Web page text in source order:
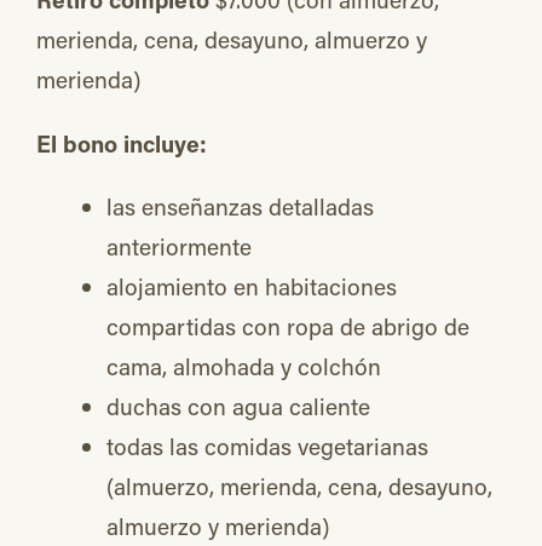
merienda, cena, desayuno, almuerzo y
merienda)
El bono incluye:
las enseñanzas detalladas
anteriormente
alojamiento en habitaciones
compartidas con ropa de abrigo de
cama, almohada y colchón
duchas con agua caliente
todas las comidas vegetarianas
(almuerzo, merienda, cena, desayuno,
almuerzo y merienda)